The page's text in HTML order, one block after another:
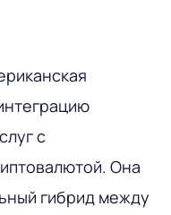
с
Она
гибрид между